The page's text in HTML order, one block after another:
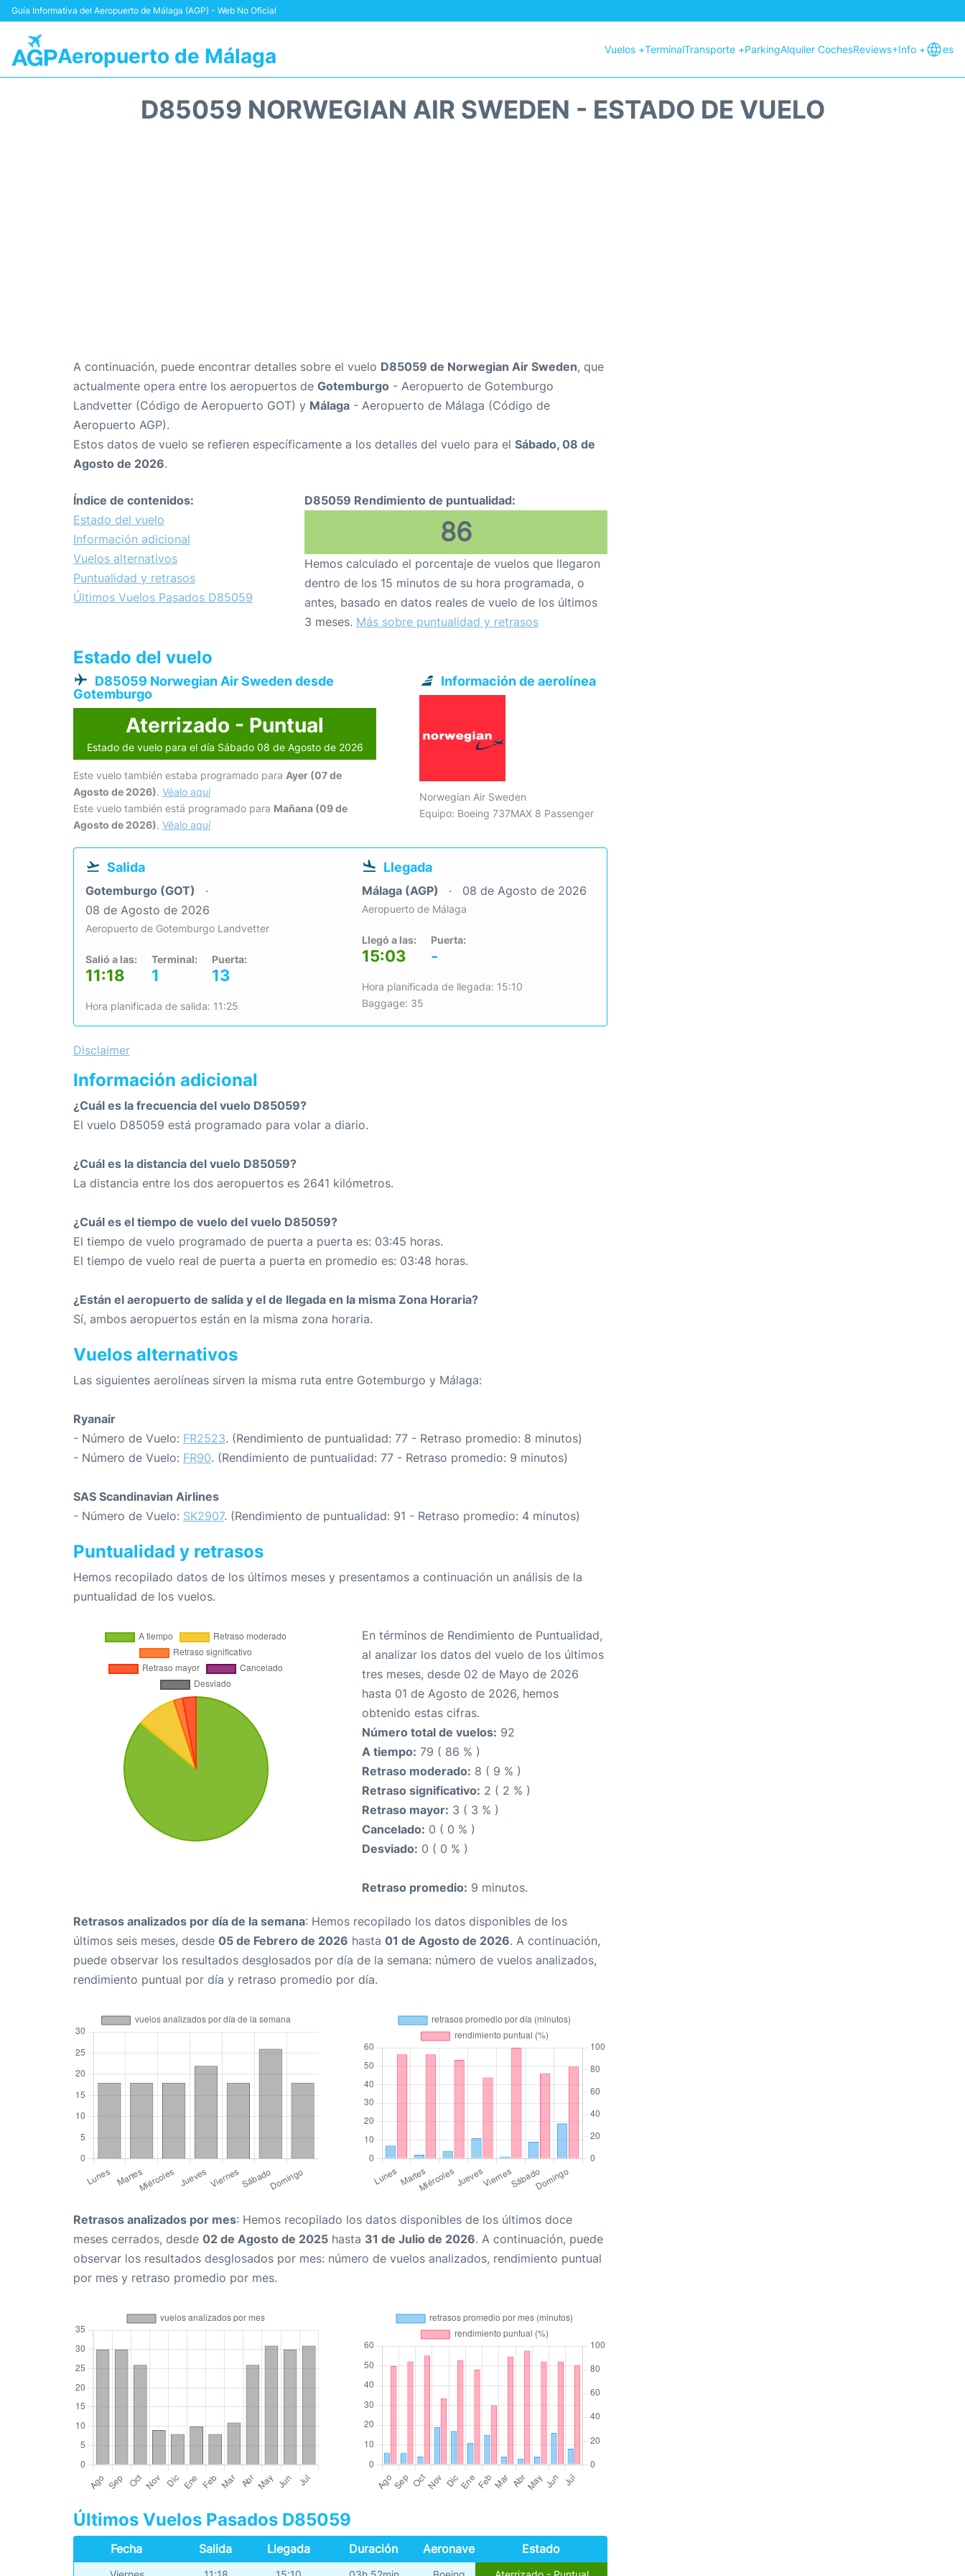
Guía Informativa del Aeropuerto de Málaga (AGP) - Web No Oficial
Aeropuerto de Málaga Vuelos +TerminalTransporte +ParkingAlquiler CochesReviews+Info + es
D85059 NORWEGIAN AIR SWEDEN - ESTADO DE VUELO
A continuación, puede encontrar detalles sobre el vuelo D85059 de Norwegian Air Sweden, que
actualmente opera entre los aeropuertos de Gotemburgo - Aeropuerto de Gotemburgo
Landvetter (Código de Aeropuerto GOT) y Málaga - Aeropuerto de Málaga (Código de
Aeropuerto AGP).
Estos datos de vuelo se refieren específicamente a los detalles del vuelo para el Sábado, 08 de
Agosto de 2026.
Índice de contenidos:
Estado del vuelo
Información adicional
Vuelos alternativos
Puntualidad y retrasos
Últimos Vuelos Pasados D85059
D85059 Rendimiento de puntualidad:
86
Hemos calculado el porcentaje de vuelos que llegaron
dentro de los 15 minutos de su hora programada, o
antes, basado en datos reales de vuelo de los últimos
3 meses. Más sobre puntualidad y retrasos
Estado del vuelo
D85059 Norwegian Air Sweden desde
Gotemburgo
Aterrizado - Puntual
Estado de vuelo para el día Sábado 08 de Agosto de 2026
Este vuelo también estaba programado para Ayer (07 de
Agosto de 2026). Véalo aquí
Este vuelo también está programado para Mañana (09 de
Agosto de 2026). Véalo aquí
Información de aerolínea
Norwegian Air Sweden
Equipo: Boeing 737MAX 8 Passenger
Salida
Gotemburgo (GOT)
08 de Agosto de 2026
Aeropuerto de Gotemburgo Landvetter
Salió a las:
11:18
Terminal:
1
Puerta:
13
Hora planificada de salida: 11:25
Llegada
Málaga (AGP) 08 de Agosto de 2026
Aeropuerto de Málaga
Llegó a las:
15:03
Puerta:
-
Hora planificada de llegada: 15:10
Baggage: 35
Disclaimer
Información adicional
¿Cuál es la frecuencia del vuelo D85059?
El vuelo D85059 está programado para volar a diario.
¿Cuál es la distancia del vuelo D85059?
La distancia entre los dos aeropuertos es 2641 kilómetros.
¿Cuál es el tiempo de vuelo del vuelo D85059?
El tiempo de vuelo programado de puerta a puerta es: 03:45 horas.
El tiempo de vuelo real de puerta a puerta en promedio es: 03:48 horas.
¿Están el aeropuerto de salida y el de llegada en la misma Zona Horaria?
Sí, ambos aeropuertos están en la misma zona horaria.
Vuelos alternativos
Las siguientes aerolíneas sirven la misma ruta entre Gotemburgo y Málaga:
Ryanair
- Número de Vuelo: FR2523. (Rendimiento de puntualidad: 77 - Retraso promedio: 8 minutos)
- Número de Vuelo: FR90. (Rendimiento de puntualidad: 77 - Retraso promedio: 9 minutos)
SAS Scandinavian Airlines
- Número de Vuelo: SK2907. (Rendimiento de puntualidad: 91 - Retraso promedio: 4 minutos)
Puntualidad y retrasos
Hemos recopilado datos de los últimos meses y presentamos a continuación un análisis de la
puntualidad de los vuelos.
En términos de Rendimiento de Puntualidad,
al analizar los datos del vuelo de los últimos
tres meses, desde 02 de Mayo de 2026
hasta 01 de Agosto de 2026, hemos
obtenido estas cifras.
Número total de vuelos: 92
A tiempo: 79 ( 86 % )
Retraso moderado: 8 ( 9 % )
Retraso significativo: 2 ( 2 % )
Retraso mayor: 3 ( 3 % )
Cancelado: 0 ( 0 % )
Desviado: 0 ( 0 % )
Retraso promedio: 9 minutos.
Retrasos analizados por día de la semana: Hemos recopilado los datos disponibles de los
últimos seis meses, desde 05 de Febrero de 2026 hasta 01 de Agosto de 2026. A continuación,
puede observar los resultados desglosados por día de la semana: número de vuelos analizados,
rendimiento puntual por día y retraso promedio por día.
Retrasos analizados por mes: Hemos recopilado los datos disponibles de los últimos doce
meses cerrados, desde 02 de Agosto de 2025 hasta 31 de Julio de 2026. A continuación, puede
observar los resultados desglosados por mes: número de vuelos analizados, rendimiento puntual
por mes y retraso promedio por mes.
Últimos Vuelos Pasados D85059
Fecha Salida Llegada Duración Aeronave Estado